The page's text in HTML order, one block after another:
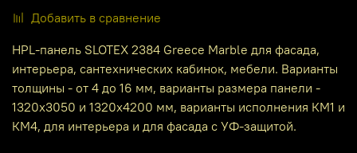
Добавить в сравнение
HPL-панель SLOTEX 2384 Greece Marble для фасада,
интерьера, сантехнических кабинок, мебели. Варианты
толщины - от 4 до 16 мм, варианты размера панели -
1320х3050 и 1320х4200 мм, варианты исполнения КМ1 и
КМ4, для интерьера и для фасада с УФ-защитой.